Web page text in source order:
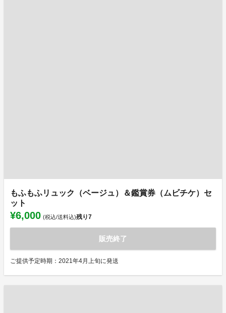
もふもふリュック（ベージュ）＆鑑賞券（ムビチケ）セ
ット
¥6,000 (税込/送料込)残り7
販売終了
ご提供予定時期：2021年4月上旬に発送